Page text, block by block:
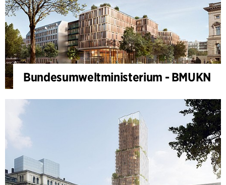
Bundesumweltministerium - BMUKN